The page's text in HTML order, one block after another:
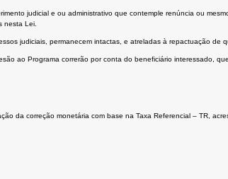
judicial e ou administrativo que contemple renúncia ou
nesta Lei.
judiciais, permanecem intactas, e atreladas à repactuação de
ao Programa correrão por conta do beneficiário interessado,
da correção monetária com base na Taxa Referencial – TR,